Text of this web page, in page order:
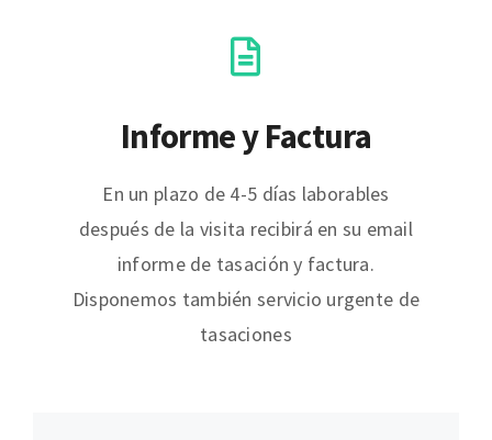
Informe y Factura
En un plazo de 4-5 días laborables
después de la visita recibirá en su email
informe de tasación y factura.
Disponemos también servicio urgente de
tasaciones